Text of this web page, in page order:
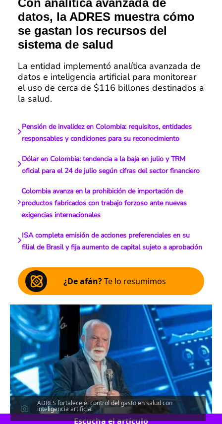
Con analítica avanzada de
datos, la ADRES muestra cómo
se gastan los recursos del
sistema de salud
La entidad implementó analítica avanzada de
datos e inteligencia artificial para monitorear
el uso de cerca de $116 billones destinados a
la salud.
Pensión de invalidez en Colombia: requisitos, entidades
responsables y condiciones para su reconocimiento
Dólar en Colombia: tendencia a la baja en julio y TRM
oficial para el 24 de julio según cifras del sector financiero
Colombia avanza en la prohibición de importación de
productos fabricados con trabajo forzoso ante nuevas
exigencias internacionales
ISA completa emisión de acciones preferenciales en su
filial de Brasil y fija aumento de capital sujeto a aprobación
¿De afán?Te lo resumimos
ADRES fortalece el control del gasto en salud con
inteligencia artificial
Escucha el artículo